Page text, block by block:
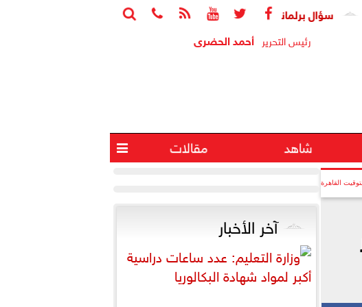






برلماني عن تنامي الاقتصاد الخفي عبر تجارة السوشيال ميديا
رئيس التحرير أحمد الحضرى
شاهد مقالات 
بتوقيت القاهرة
آخر الأخبار